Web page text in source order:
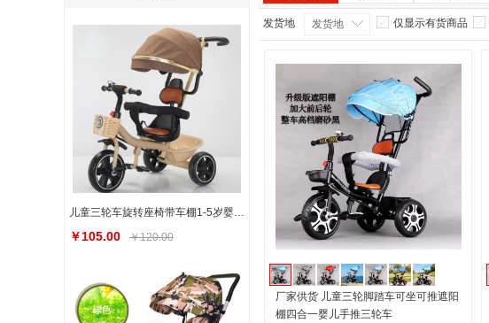
儿童三轮车旋转座椅带车棚1-5岁婴儿车三轮脚踏推车儿童童车
￥105.00 ￥120.00
发货地 发货地 仅显示有货商品
厂家供货 儿童三轮脚踏车可坐可推遮阳
棚四合一婴儿手推三轮车